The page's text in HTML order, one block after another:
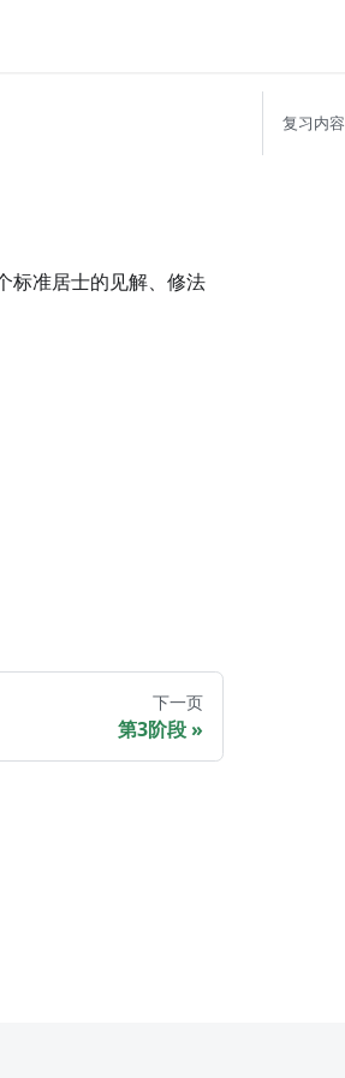
标准居士的见解、修法
下一页
第3阶段
复习内容